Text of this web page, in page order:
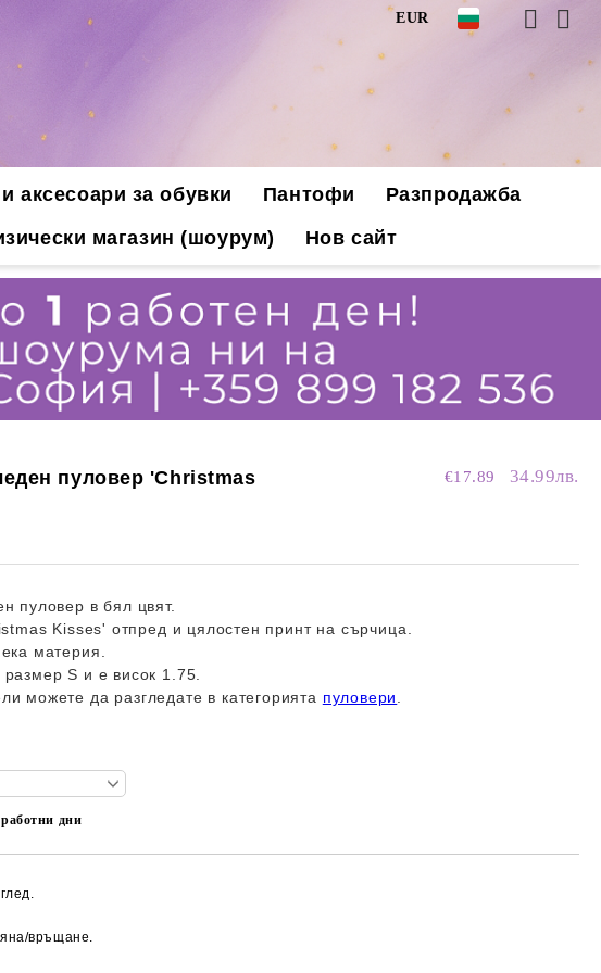
EUR
аксесоари за обувки Пантофи
Разпродажба
магазин (шоурум) Нов сайт
пуловер 'Christmas
€17.89 34.99лв.
пуловер в бял цвят.
Kisses' отпред и цялостен принт на сърчица.
материя.
S и е висок 1.75.
можете да разгледате в категорията пуловери
работни дни
връщане.